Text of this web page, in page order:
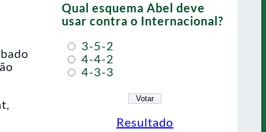
Qual esquema Abel deve
usar contra o Internacional?
3-5-2
4-4-2
4-3-3
Resultado